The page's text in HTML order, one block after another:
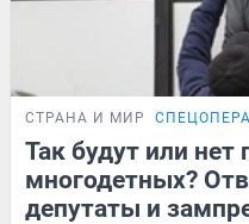
СТРАНА И МИР
Так будут или нет
многодетных?
депутаты и